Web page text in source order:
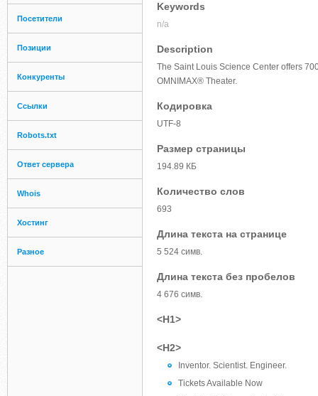
Посетители
Позиции
Конкуренты
Ссылки
Robots.txt
Ответ сервера
Whois
Хостинг
Разное
Keywords
n/a
Description
The Saint Louis Science Center offers
OMNIMAX® Theater.
Кодировка
UTF-8
Размер страницы
194.89 КБ
Количество слов
693
Длина текста на странице
5 524 симв.
Длина текста без пробелов
4 676 симв.
<H1>
<H2>
Inventor. Scientist. Engineer.
Tickets Available Now